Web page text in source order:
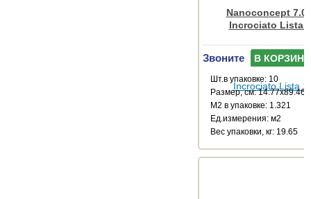
Nanoconcept 7.0
Incrociato Lista
Звоните В КОРЗИНУ
Шт.в упаковке: 10
Размер, см: 14.77x89.46
М2 в упаковке: 1.321
Ед.измерения: м2
Веc упаковки, кг: 19.65